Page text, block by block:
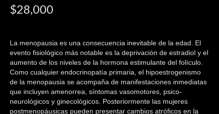
Proteinas y Suplementos para Gimnasio
Multivitaminicos
Circulacion y purificacion de la sangre
Mujeres
Valorado
3.67
sobre 5
clientes
$28,000
La menopausia es una consecuencia inevitable de la edad. El
evento fisiológico más notable es la deprivación de estradiol y el
aumento de los niveles de la hormona estimulante del folículo.
Como cualquier endocrinopatía primaria, el hipoestrogenismo
de la menopausia se acompaña de manifestaciones inmediatas
que incluyen amenorrea, síntomas vasomotores, psico-
neurológicos y ginecológicos. Posteriormente las mujeres
postmenopáusicas pueden presentar cambios atróficos en la